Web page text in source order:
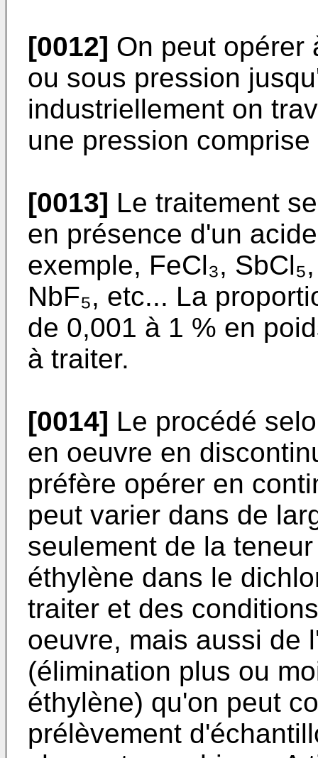
[0012] On peut opérer
ou sous pression
industriellement on
une pression
[0013] Le traitement
en présence d'un
exemple, FeCl₃,
NbF₅, etc... La
de 0,001 à 1 % en
à traiter.
[0014] Le procédé
en oeuvre en
préfère opérer en
peut varier dans de
seulement de la
éthylène dans le
traiter et des
oeuvre, mais aussi de
(élimination plus ou
éthylène) qu'on peut
prélèvement